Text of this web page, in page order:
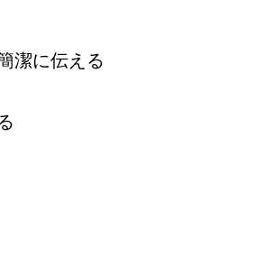
潔に伝える